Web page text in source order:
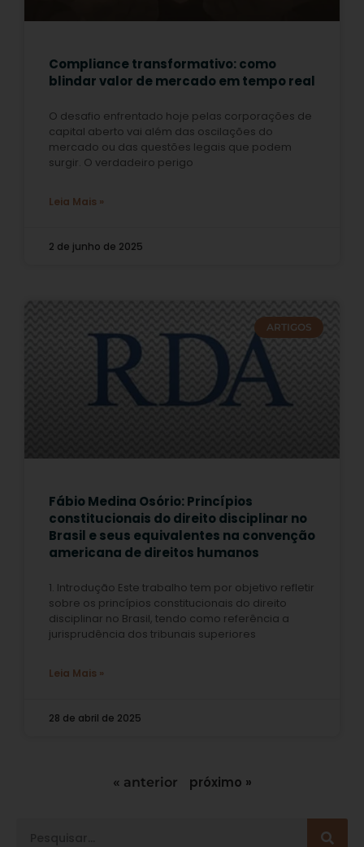
Compliance transformativo: como
blindar valor de mercado em tempo real
O desafio enfrentado hoje pelas corporações de
capital aberto vai além das oscilações do
mercado ou das questões legais que podem
surgir. O verdadeiro perigo
Leia Mais »
2 de junho de 2025
ARTIGOS
Fábio Medina Osório: Princípios
constitucionais do direito disciplinar no
Brasil e seus equivalentes na convenção
americana de direitos humanos
1. Introdução Este trabalho tem por objetivo refletir
sobre os princípios constitucionais do direito
disciplinar no Brasil, tendo como referência a
jurisprudência dos tribunais superiores
Leia Mais »
28 de abril de 2025
« anterior próximo »